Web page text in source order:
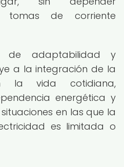
tomas de corriente
de adaptabilidad y
a la integración de la
la vida cotidiana,
energética y
en las que la
es limitada o